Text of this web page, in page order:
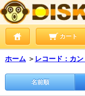
カート
ホーム ＞ レコード：カ
名前順